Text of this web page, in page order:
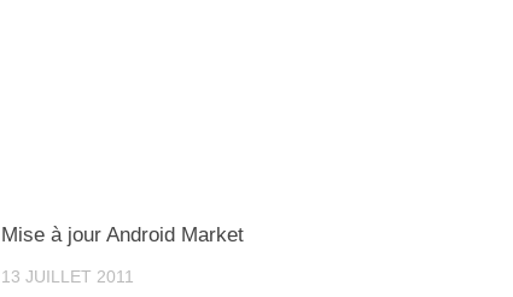
Mise à jour Android Market
13 JUILLET 2011